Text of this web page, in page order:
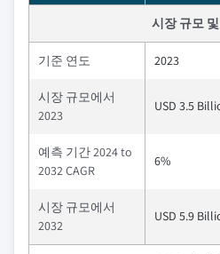
시장 규모
기준 연도 2023
시장 규모에서
2023
USD 3.5
예측 기간 2024 to
2032 CAGR
6%
시장 규모에서
2032
USD 5.9